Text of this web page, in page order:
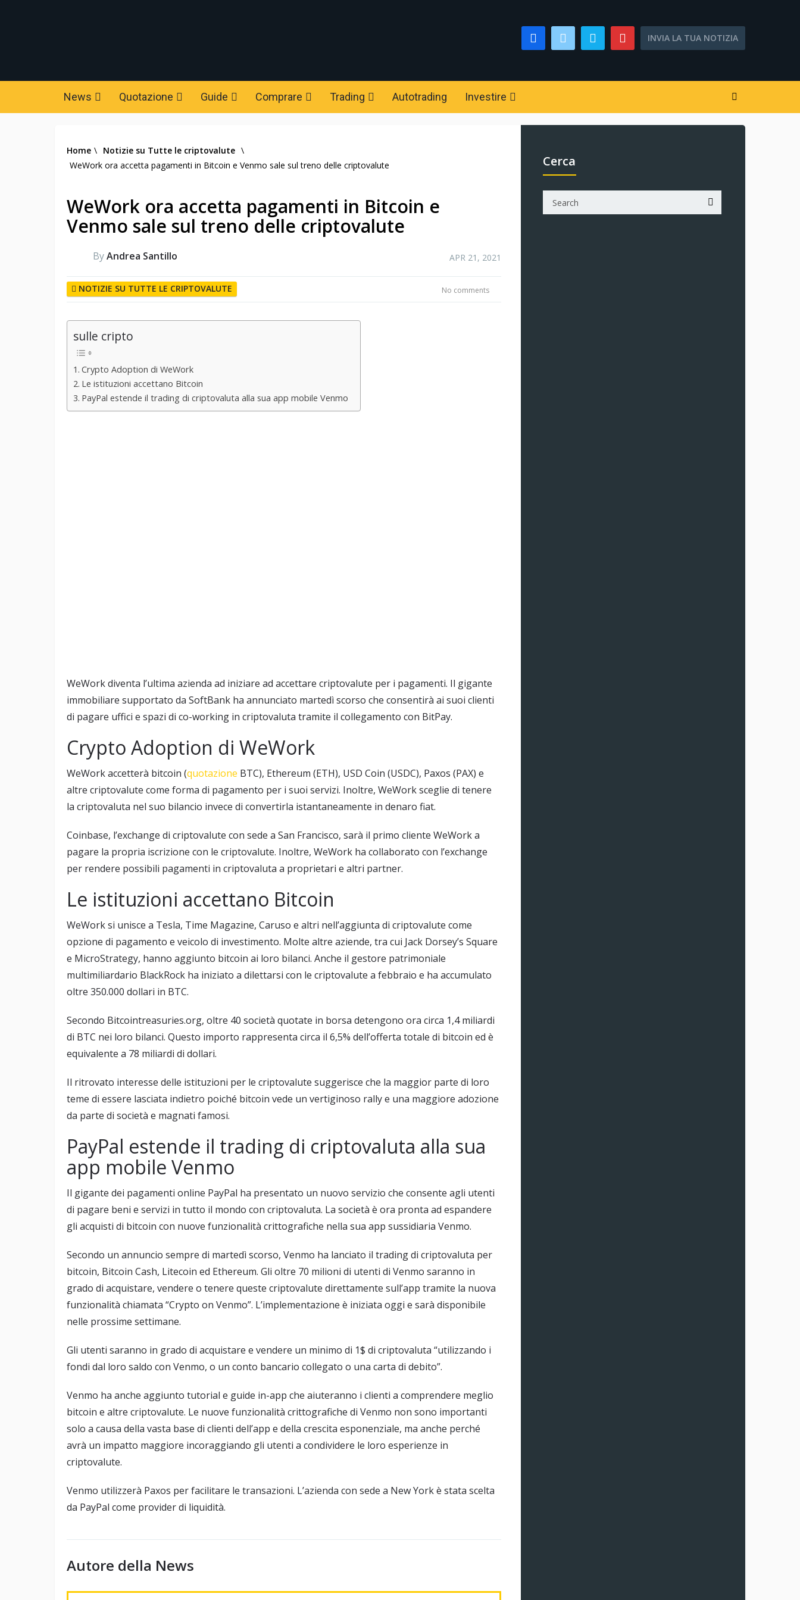
INVIA LA TUA NOTIZIA
News Quotazione Guide Comprare Trading Autotrading Investire
Home \ Notizie su Tutte le criptovalute \
WeWork ora accetta pagamenti in Bitcoin e Venmo sale sul treno delle criptovalute
WeWork ora accetta pagamenti in Bitcoin e
Venmo sale sul treno delle criptovalute
ByAndrea Santillo APR 21, 2021
NOTIZIE SU TUTTE LE CRIPTOVALUTE No comments
sulle cripto
Crypto Adoption di WeWork
Le istituzioni accettano Bitcoin
PayPal estende il trading di criptovaluta alla sua app mobile Venmo
WeWork diventa l’ultima azienda ad iniziare ad accettare criptovalute per i pagamenti. Il gigante
immobiliare supportato da SoftBank ha annunciato martedì scorso che consentirà ai suoi clienti
di pagare uffici e spazi di co-working in criptovaluta tramite il collegamento con BitPay.
Crypto Adoption di WeWork
WeWork accetterà bitcoin (quotazione BTC), Ethereum (ETH), USD Coin (USDC), Paxos (PAX) e
altre criptovalute come forma di pagamento per i suoi servizi. Inoltre, WeWork sceglie di tenere
la criptovaluta nel suo bilancio invece di convertirla istantaneamente in denaro fiat.
Coinbase, l’exchange di criptovalute con sede a San Francisco, sarà il primo cliente WeWork a
pagare la propria iscrizione con le criptovalute. Inoltre, WeWork ha collaborato con l’exchange
per rendere possibili pagamenti in criptovaluta a proprietari e altri partner.
Le istituzioni accettano Bitcoin
WeWork si unisce a Tesla, Time Magazine, Caruso e altri nell’aggiunta di criptovalute come
opzione di pagamento e veicolo di investimento. Molte altre aziende, tra cui Jack Dorsey’s Square
e MicroStrategy, hanno aggiunto bitcoin ai loro bilanci. Anche il gestore patrimoniale
multimiliardario BlackRock ha iniziato a dilettarsi con le criptovalute a febbraio e ha accumulato
oltre 350.000 dollari in BTC.
Secondo Bitcointreasuries.org, oltre 40 società quotate in borsa detengono ora circa 1,4 miliardi
di BTC nei loro bilanci. Questo importo rappresenta circa il 6,5% dell’offerta totale di bitcoin ed è
equivalente a 78 miliardi di dollari.
Il ritrovato interesse delle istituzioni per le criptovalute suggerisce che la maggior parte di loro
teme di essere lasciata indietro poiché bitcoin vede un vertiginoso rally e una maggiore adozione
da parte di società e magnati famosi.
PayPal estende il trading di criptovaluta alla sua
app mobile Venmo
Il gigante dei pagamenti online PayPal ha presentato un nuovo servizio che consente agli utenti
di pagare beni e servizi in tutto il mondo con criptovaluta. La società è ora pronta ad espandere
gli acquisti di bitcoin con nuove funzionalità crittografiche nella sua app sussidiaria Venmo.
Secondo un annuncio sempre di martedì scorso, Venmo ha lanciato il trading di criptovaluta per
bitcoin, Bitcoin Cash, Litecoin ed Ethereum. Gli oltre 70 milioni di utenti di Venmo saranno in
grado di acquistare, vendere o tenere queste criptovalute direttamente sull’app tramite la nuova
funzionalità chiamata “Crypto on Venmo”. L’implementazione è iniziata oggi e sarà disponibile
nelle prossime settimane.
Gli utenti saranno in grado di acquistare e vendere un minimo di 1$ di criptovaluta “utilizzando i
fondi dal loro saldo con Venmo, o un conto bancario collegato o una carta di debito”.
Venmo ha anche aggiunto tutorial e guide in-app che aiuteranno i clienti a comprendere meglio
bitcoin e altre criptovalute. Le nuove funzionalità crittografiche di Venmo non sono importanti
solo a causa della vasta base di clienti dell’app e della crescita esponenziale, ma anche perché
avrà un impatto maggiore incoraggiando gli utenti a condividere le loro esperienze in
criptovalute.
Venmo utilizzerà Paxos per facilitare le transazioni. L’azienda con sede a New York è stata scelta
da PayPal come provider di liquidità.
Autore della News
Cerca